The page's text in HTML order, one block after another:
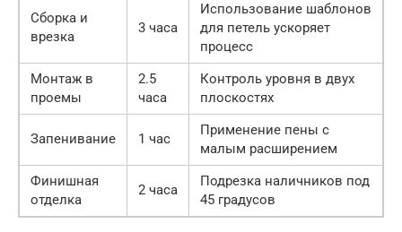
Сборка и
врезка
3 часа
Использование шаблонов
для петель ускоряет
процесс
Монтаж в
проемы
2.5
часа
Контроль уровня в двух
плоскостях
Запенивание 1 час
Применение пены с
малым расширением
Финишная
отделка
2 часа
Подрезка наличников под
45 градусов